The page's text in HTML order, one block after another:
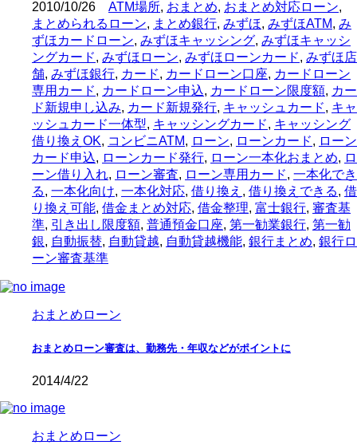
2010/10/26 ATM場所, おまとめ, おまとめ対応ローン,
まとめられるローン, まとめ銀行, みずほ, みずほATM, み
ずほカードローン, みずほキャッシング, みずほキャッシ
ングカード, みずほローン, みずほローンカード, みずほ店
舗, みずほ銀行, カード, カードローン口座, カードローン
専用カード, カードローン申込, カードローン限度額, カー
ド新規申し込み, カード新規発行, キャッシュカード, キャ
ッシュカード一体型, キャッシングカード, キャッシング
借り換えOK, コンビニATM, ローン, ローンカード, ローン
カード申込, ローンカード発行, ローン一本化おまとめ, ロ
ーン借り入れ, ローン審査, ローン専用カード, 一本化でき
る, 一本化向け, 一本化対応, 借り換え , 借り換えできる, 借
り換え可能, 借金まとめ対応, 借金整理, 富士銀行, 審査基
準, 引き出し限度額, 普通預金口座, 第一勧業銀行, 第一勧
銀, 自動振替, 自動貸越, 自動貸越機能, 銀行まとめ, 銀行ロ
ーン審査基準
おまとめローン
おまとめローン審査は、勤務先・年収などがポイントに
2014/4/22
おまとめローン